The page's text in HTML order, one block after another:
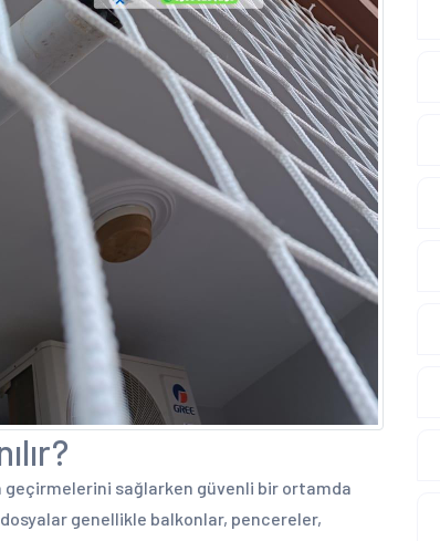
geçirmelerini sağlarken güvenli bir ortamda
genellikle balkonlar, pencereler,